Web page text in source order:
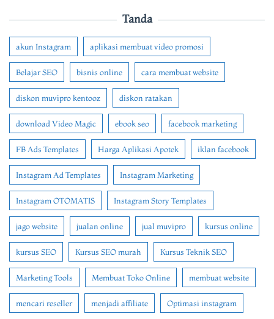
Tanda
akun Instagram aplikasi membuat video promosi
Belajar SEO bisnis online cara membuat website
diskon muvipro kentooz diskon ratakan
download Video Magic ebook seo facebook marketing
FB Ads Templates Harga Aplikasi Apotek iklan facebook
Instagram Ad Templates Instagram Marketing
Instagram OTOMATIS Instagram Story Templates
jago website jualan online jual muvipro kursus online
kursus SEO Kursus SEO murah Kursus Teknik SEO
Marketing Tools Membuat Toko Online membuat website
mencari reseller menjadi affiliate Optimasi instagram